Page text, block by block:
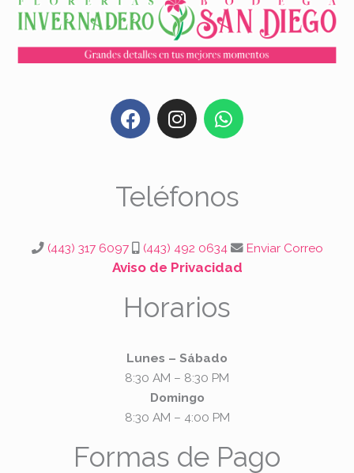
F
a
b
o
k
I
n
a
g
a
m
W
h
s
a
p
Teléfonos
(443) 317 6097 (443) 492 0634 Enviar Correo
Aviso de Privacidad
Horarios
Lunes – Sábado
8:30 AM – 8:30 PM
Domingo
8:30 AM – 4:00 PM
Formas de Pago